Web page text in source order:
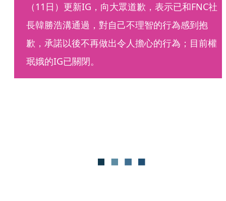
（11日）更新IG，向大眾道歉，表示已和FNC社
長韓勝浩溝通過，對自己不理智的行為感到抱
歉，承諾以後不再做出令人擔心的行為；目前權
珉娥的IG已關閉。